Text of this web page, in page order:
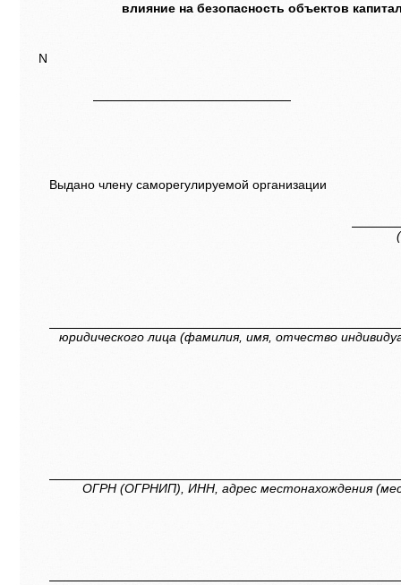
влияние на безопасность объектов
N
Выдано члену саморегулируемой организации
юридического лица (фамилия, имя, отчество
ОГРН (ОГРНИП), ИНН, адрес местонахождения